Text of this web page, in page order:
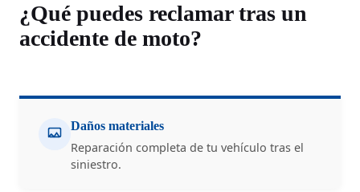
¿Qué puedes reclamar tras un
accidente de moto?
Daños materiales
Reparación completa de tu vehículo tras el
siniestro.